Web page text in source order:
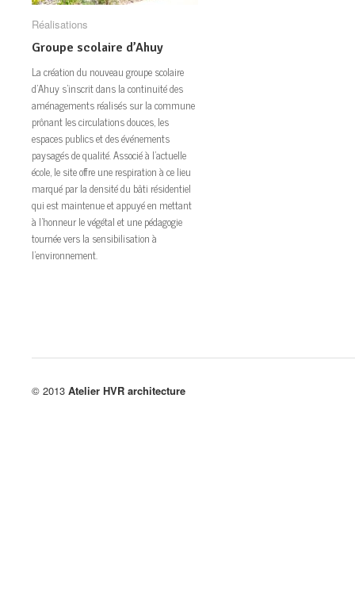
Réalisations
Groupe scolaire d’Ahuy
La création du nouveau groupe scolaire
d’Ahuy s’inscrit dans la continuité des
aménagements réalisés sur la commune
prônant les circulations douces, les
espaces publics et des événements
paysagés de qualité. Associé à l’actuelle
école, le site offre une respiration à ce lieu
marqué par la densité du bâti résidentiel
qui est maintenue et appuyé en mettant
à l’honneur le végétal et une pédagogie
tournée vers la sensibilisation à
l’environnement.
Réalisations
Groupe scolaire d’Ahuy
© 2013 Atelier HVR architecture